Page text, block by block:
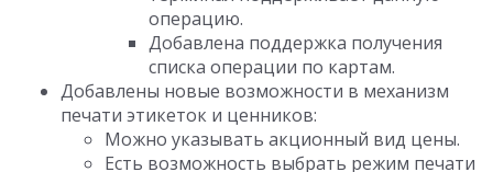
операцию.
Добавлена поддержка получения
списка операции по картам.
Добавлены новые возможности в механизм
печати этикеток и ценников:
Можно указывать акционный вид цены.
Есть возможность выбрать режим печати